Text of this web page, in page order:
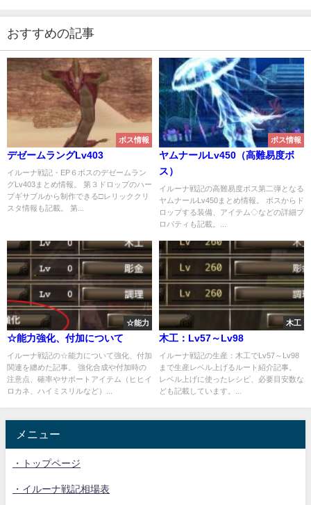
おすすめの記事
ボス情報
デゼームラングLv403
イルーナ戦記・EP６ボスのデゼームラン
グLv403まとめ情報。 第３ドロップのハー
プギサブルから制作できる□レリッククリ
スタ情報も記載。 第...
ボス情報
ヤムナールLv450（高難易度ボ
ス）
イルーナ戦記の高難易度ボス第二弾となる
ヤムナールLv450まとめ情報。 ボスからド
ロップする装備、アイテム◇などの詳細プ
ロパティも記載。...
☆能力
☆能力強化、付加について
イルーナ戦記の☆能力について強化、付加
関連を纏めた記事。 強化合成や付加時の
注意点、確率やサポートアイテム（ヒヒイ
ロカネ、ハイミスリルなど）...
木工
木工：Lv57～Lv98
イルーナ戦記の生産：木工でLv57～Lv98
まで生産レベル上げるルート紹介記事。
レベル上げに使ったレシピ、必要目安数な
ども記載しています。...
メニュー
・トップページ
・イルーナ戦記相場表